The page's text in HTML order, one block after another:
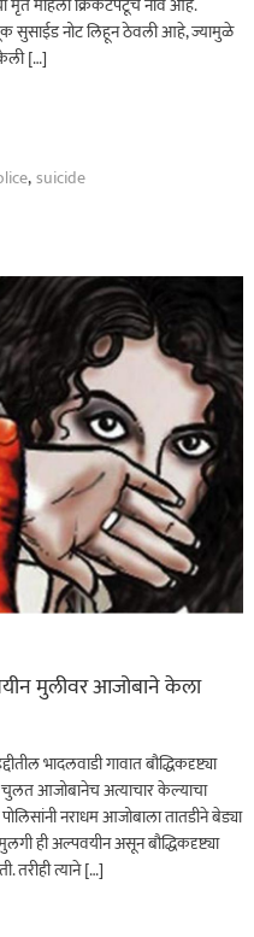
सुसाईड नोट लिहून ठेवली आहे, ज्यामुळे
[…]
,suicide
मुलीवर आजोबाने केला
भादलवाडी गावात बौद्धिकदृष्ट्या
आजोबानेच अत्याचार केल्याचा
नराधम आजोबाला तातडीने बेड्या
ही अल्पवयीन असून बौद्धिकदृष्ट्या
तरीही त्याने […]